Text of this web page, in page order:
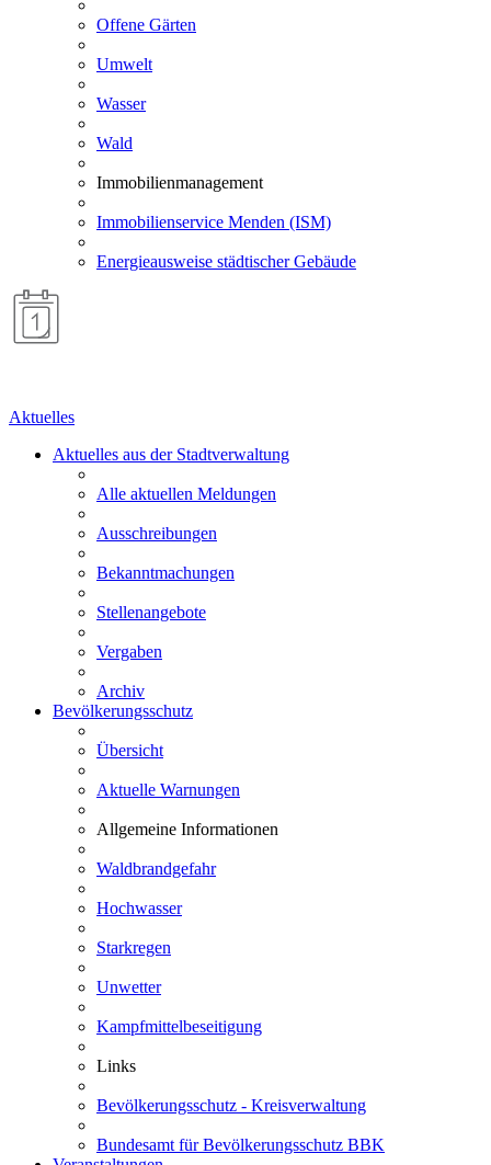
Offene Gärten
Umwelt
Wasser
Wald
Immobilienmanagement
Immobilienservice Menden (ISM)
Energieausweise städtischer Gebäude
Aktuelles
Aktuelles aus der Stadtverwaltung
Alle aktuellen Meldungen
Ausschreibungen
Bekanntmachungen
Stellenangebote
Vergaben
Archiv
Bevölkerungsschutz
Übersicht
Aktuelle Warnungen
Allgemeine Informationen
Waldbrandgefahr
Hochwasser
Starkregen
Unwetter
Kampfmittelbeseitigung
Links
Bevölkerungsschutz - Kreisverwaltung
Bundesamt für Bevölkerungsschutz BBK